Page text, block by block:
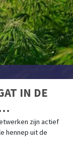
IN DE
zijn actief
hennep uit de